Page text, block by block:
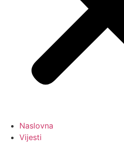
Naslovna
Vijesti